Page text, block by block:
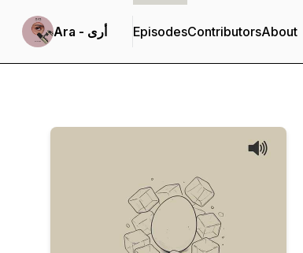
Ara - أرى EpisodesContributorsAbout